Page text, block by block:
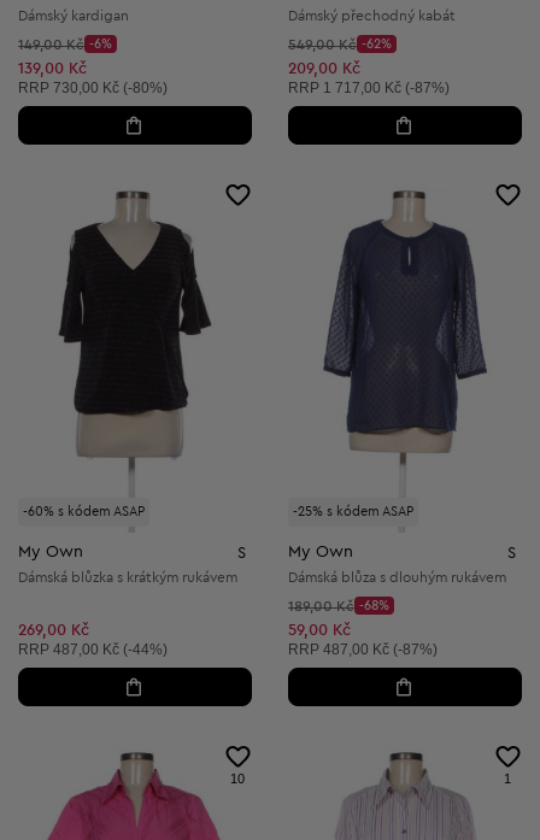
Dámský kardigan
Původní cena:
149,00 Kč
Discount Price:
-6%
Snížená cena:
139,00 Kč
Doporučená cena:
RRP 730,00 Kč (-80%)
Dámský přechodný kabát
Původní cena:
549,00 Kč
Discount Price:
-62%
Snížená cena:
209,00 Kč
Doporučená cena:
RRP 1 717,00 Kč (-87%)
-60% s kódem ASAP
My Own S
Dámská blůzka s krátkým rukávem
269,00 Kč
Doporučená cena:
RRP 487,00 Kč (-44%)
-25% s kódem ASAP
My Own S
Dámská blůza s dlouhým rukávem
Původní cena:
189,00 Kč
Discount Price:
-68%
Snížená cena:
59,00 Kč
Doporučená cena:
RRP 487,00 Kč (-87%)
10 1